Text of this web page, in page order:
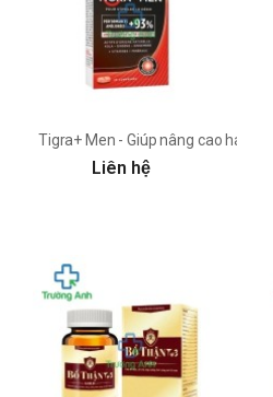
Tigra+ Men - Giúp nâng cao ham
Liên hệ